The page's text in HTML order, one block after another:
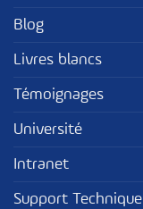
Blog
Livres blancs
Témoignages
Université
Intranet
Support